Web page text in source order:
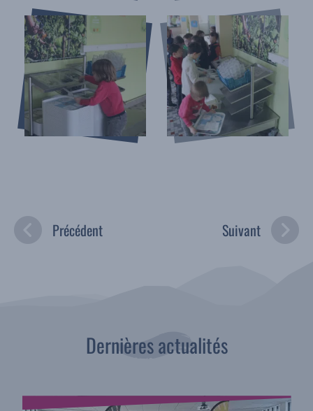
Précédent Suivant
Dernières actualités